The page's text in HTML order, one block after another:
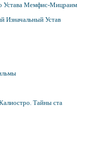
Устава Мемфис-Мицраим
Изначальный Устав
Тайны ста